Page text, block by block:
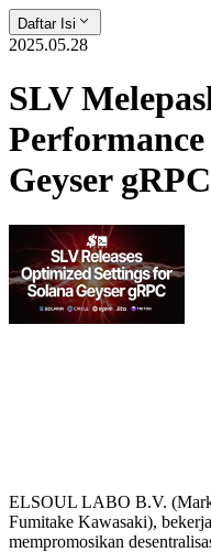
Daftar Isi
2025.05.28
SLV
Geyser gRPC
ELSOUL LABO B.V.
Fumitake Kawasaki),
mempromosikan